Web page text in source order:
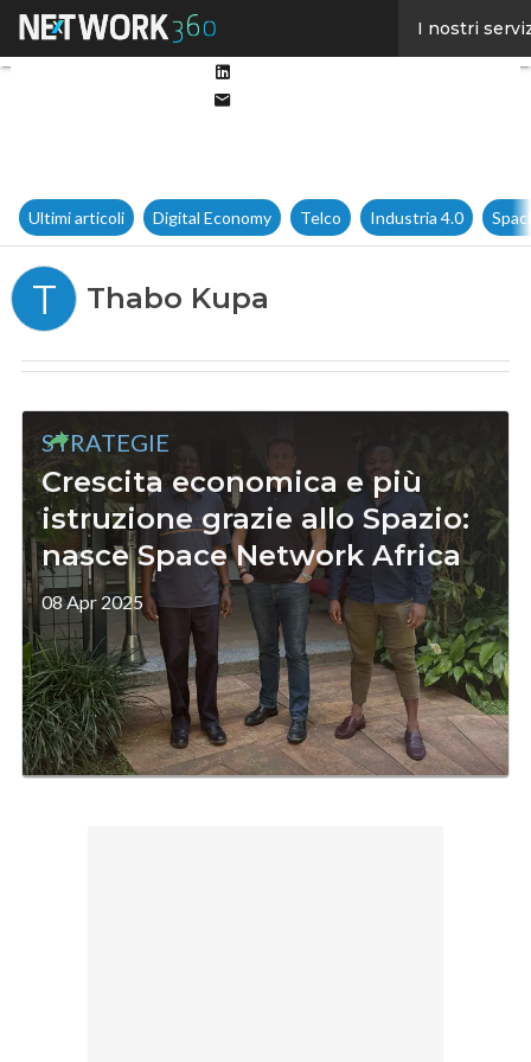
I nostri
Ultimi articoli Digital Economy Telco Industria 4.0
T Thabo Kupa
STRATEGIE
Crescita economica e più
istruzione grazie allo Spazio:
nasce Space Network Africa
08 Apr 2025